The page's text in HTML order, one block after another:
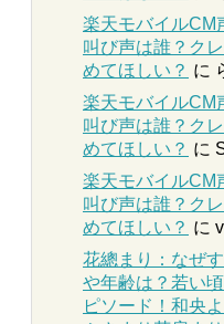
楽天モバイルCM
叫び声は誰？ク
めてほしい？ に
楽天モバイルCM
叫び声は誰？ク
めてほしい？ に
楽天モバイルCM
叫び声は誰？ク
めてほしい？ に
花總まり：なぜ
や年齢は？若い
ピソード！和央